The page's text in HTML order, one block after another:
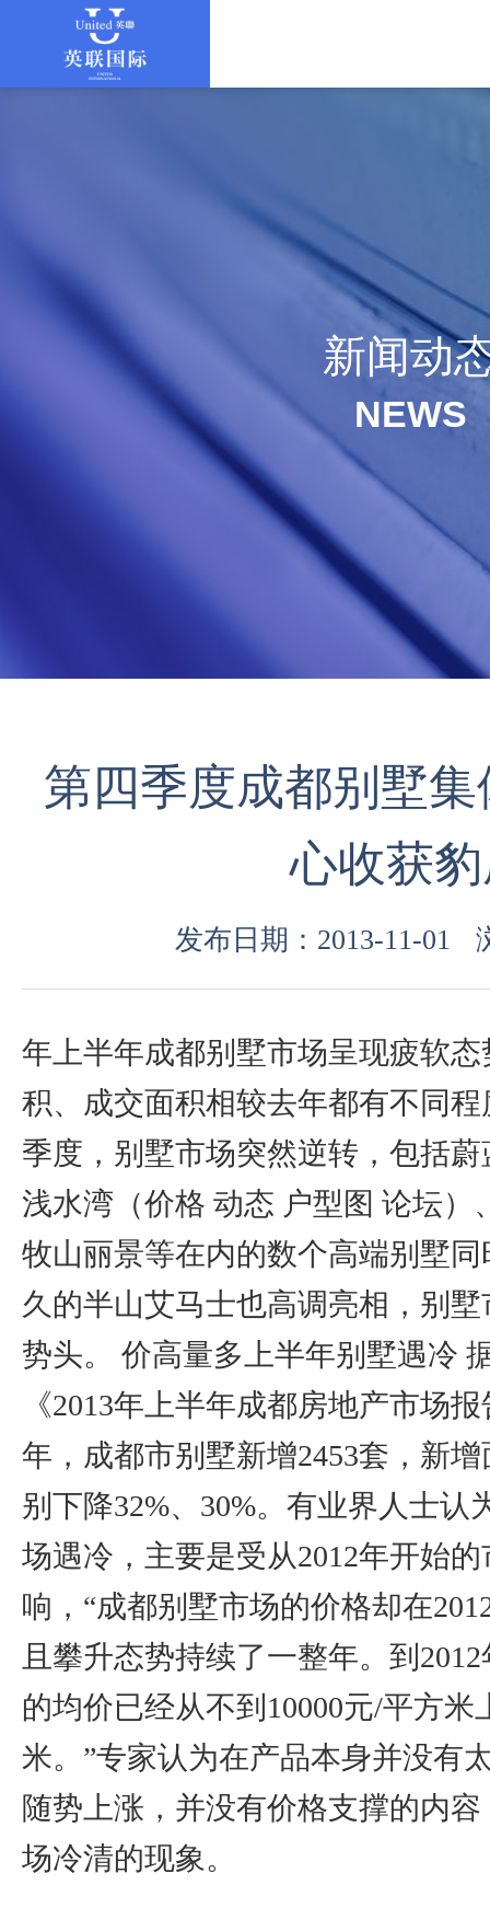
新闻动
NEWS
第四季度成都别墅
心收获
发布日期：2013-11-01
年上半年成都别墅市场呈现疲软
积、成交面积相较去年都有不同
季度，别墅市场突然逆转，包括
浅水湾（价格 动态 户型图 论坛）
牧山丽景等在内的数个高端别墅
久的半山艾马士也高调亮相，别
势头。 价高量多上半年别墅遇冷
《2013年上半年成都房地产市场
年，成都市别墅新增2453套，新
别下降32%、30%。有业界人士认
场遇冷，主要是受从2012年开始
响，“成都别墅市场的价格却在
且攀升态势持续了一整年。到
的均价已经从不到10000元/平方米
米。”专家认为在产品本身并没有
随势上涨，并没有价格支撑的内
场冷清的现象。